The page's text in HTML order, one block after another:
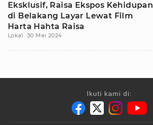
Eksklusif, Raisa Ekspos Kehidupan
di Belakang Layar Lewat Film
Harta Hahta Raisa
Lokal 30 Mei 2024
Ikuti kami di: